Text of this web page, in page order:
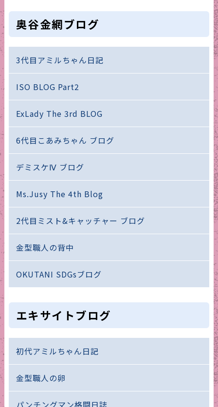
奥谷金網ブログ
3代目アミルちゃん日記
ISO BLOG Part2
ExLady The 3rd BLOG
6代目こあみちゃん ブログ
デミスケⅣ ブログ
Ms.Jusy The 4th Blog
2代目ミスト&キャッチャー ブログ
金型職人の背中
OKUTANI SDGsブログ
エキサイトブログ
初代アミルちゃん日記
金型職人の卵